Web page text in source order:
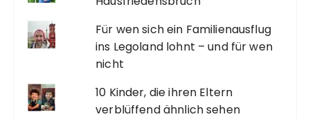
Für wen sich ein Familienausflug
ins Legoland lohnt – und für wen
nicht
10 Kinder, die ihren Eltern
verblüffend ähnlich sehen